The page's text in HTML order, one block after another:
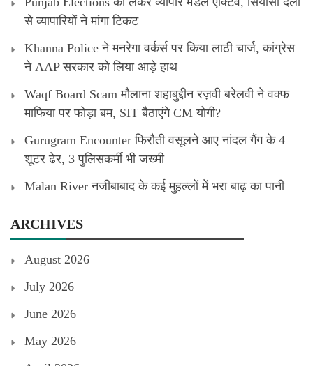
से व्यापारियों ने मांगा टिकट
Khanna Police ने मनरेगा वर्कर्स पर किया लाठी चार्ज, कांग्रेस
ने AAP सरकार को लिया आड़े हाथ
Waqf Board Scam मौलाना शहाबुद्दीन रज़वी बरेलवी ने वक्फ
माफिया पर फोड़ा बम, SIT बैठाएंगे CM योगी?
Gurugram Encounter फिरौती वसूलने आए नांदल गैंग के 4
शूटर ढेर, 3 पुलिसकर्मी भी जख्मी
Malan River नजीबाबाद के कई मुहल्लों में भरा बाढ़ का पानी
ARCHIVES
August 2026
July 2026
June 2026
May 2026